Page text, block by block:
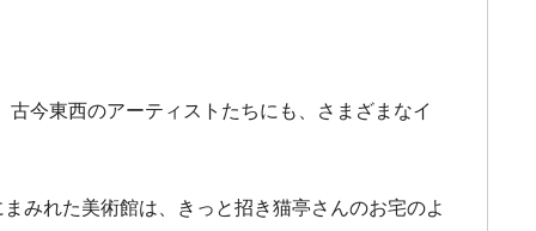
今東西のアーティストたちにも、さまざまなイ
みれた美術館は、きっと招き猫亭さんのお宅のよ